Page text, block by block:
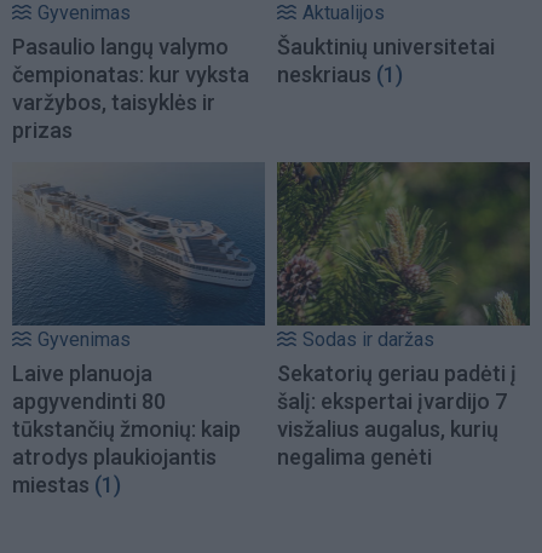
Gyvenimas
Pasaulio langų valymo
čempionatas: kur vyksta
varžybos, taisyklės ir
prizas
Aktualijos
Šauktinių universitetai
neskriaus (1)
Gyvenimas
Laive planuoja
apgyvendinti 80
tūkstančių žmonių: kaip
atrodys plaukiojantis
miestas (1)
Sodas ir daržas
Sekatorių geriau padėti į
šalį: ekspertai įvardijo 7
visžalius augalus, kurių
negalima genėti